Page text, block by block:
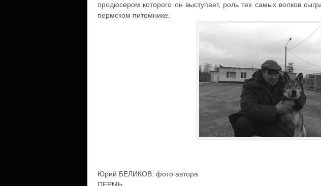
продюсером которого он выступает, роль тех самых волков
пермском питомнике.
Юрий БЕЛИКОВ. фото автора